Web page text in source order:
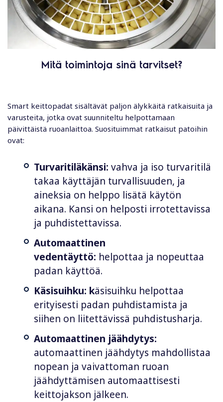
Mitä toimintoja sinä tarvitset?
Smart keittopadat sisältävät paljon älykkäitä ratkaisuita ja
varusteita, jotka ovat suunniteltu helpottamaan
päivittäistä ruoanlaittoa. Suosituimmat ratkaisut patoihin
ovat:
Turvaritiläkänsi: vahva ja iso turvaritilä
takaa käyttäjän turvallisuuden, ja
aineksia on helppo lisätä käytön
aikana. Kansi on helposti irrotettavissa
ja puhdistettavissa.
Automaattinen
vedentäyttö: helpottaa ja nopeuttaa
padan käyttöä.
Käsisuihku: käsisuihku helpottaa
erityisesti padan puhdistamista ja
siihen on liitettävissä puhdistusharja.
Automaattinen jäähdytys:
automaattinen jäähdytys mahdollistaa
nopean ja vaivattoman ruoan
jäähdyttämisen automaattisesti
keittojakson jälkeen.